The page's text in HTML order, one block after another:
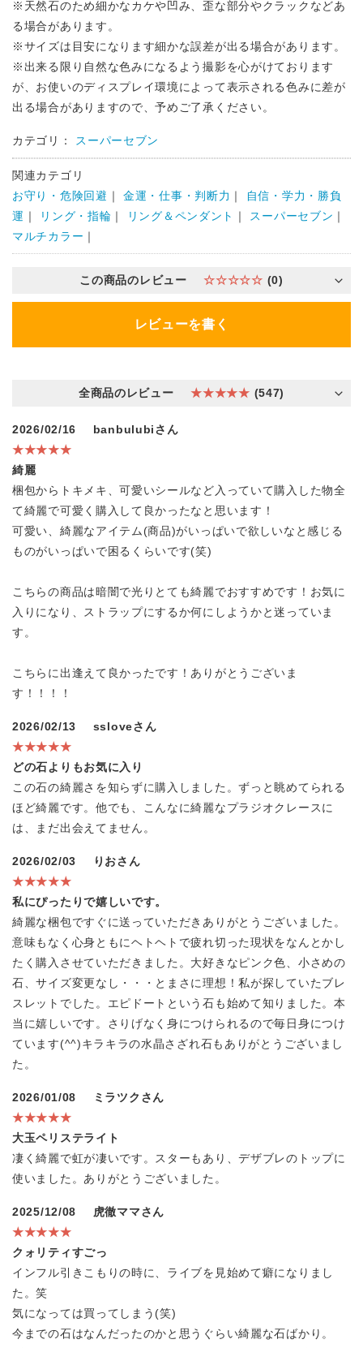
※天然石のため細かなカケや凹み、歪な部分やクラックなどあ
る場合があります。
※サイズは目安になります細かな誤差が出る場合があります。
※出来る限り自然な色みになるよう撮影を心がけております
が、お使いのディスプレイ環境によって表示される色みに差が
出る場合がありますので、予めご了承ください。
カテゴリ： スーパーセブン
関連カテゴリ
お守り・危険回避 ｜金運・仕事・判断力 ｜
自信・学力・勝負
運 ｜ リング・指輪 ｜ リング＆ペンダント ｜ スーパーセブン ｜
マルチカラー ｜
この商品のレビュー ☆☆☆☆☆ (0)
レビューを書く
全商品のレビュー ★★★★★ (547)
2026/02/16
banbulubiさん
★★★★★
綺麗
梱包からトキメキ、可愛いシールなど入っていて購入した物全
て綺麗で可愛く購入して良かったなと思います！
可愛い、綺麗なアイテム(商品)がいっぱいで欲しいなと感じる
ものがいっぱいで困るくらいです(笑)
こちらの商品は暗闇で光りとても綺麗でおすすめです！お気に
入りになり、ストラップにするか何にしようかと迷っていま
す。
こちらに出逢えて良かったです！ありがとうございま
す！！！！
2026/02/13
ssloveさん
★★★★★
どの石よりもお気に入り
この石の綺麗さを知らずに購入しました。ずっと眺めてられる
ほど綺麗です。他でも、こんなに綺麗なプラジオクレースに
は、まだ出会えてません。
2026/02/03
りおさん
★★★★★
私にぴったりで嬉しいです。
綺麗な梱包ですぐに送っていただきありがとうございました。
意味もなく心身ともにヘトヘトで疲れ切った現状をなんとかし
たく購入させていただきました。大好きなピンク色、小さめの
石、サイズ変更なし・・・とまさに理想！私が探していたブレ
スレットでした。エピドートという石も始めて知りました。本
当に嬉しいです。さりげなく身につけられるので毎日身につけ
ています(^^)キラキラの水晶さざれ石もありがとうございまし
た。
2026/01/08
ミラツクさん
★★★★★
大玉ペリステライト
凄く綺麗で虹が凄いです。スターもあり、デザブレのトップに
使いました。ありがとうございました。
2025/12/08
虎徹ママさん
★★★★★
クォリティすごっ
インフル引きこもりの時に、ライブを見始めて癖になりまし
た。笑
気になっては買ってしまう(笑)
今までの石はなんだったのかと思うぐらい綺麗な石ばかり。